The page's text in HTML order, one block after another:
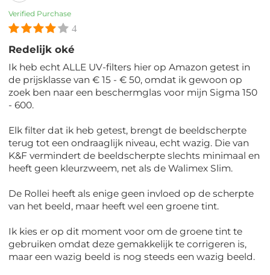
Verified Purchase
4
Redelijk oké
Ik heb echt ALLE UV-filters hier op Amazon getest in
de prijsklasse van € 15 - € 50, omdat ik gewoon op
zoek ben naar een beschermglas voor mijn Sigma 150
- 600.
Elk filter dat ik heb getest, brengt de beeldscherpte
terug tot een ondraaglijk niveau, echt wazig. Die van
K&F vermindert de beeldscherpte slechts minimaal en
heeft geen kleurzweem, net als de Walimex Slim.
De Rollei heeft als enige geen invloed op de scherpte
van het beeld, maar heeft wel een groene tint.
Ik kies er op dit moment voor om de groene tint te
gebruiken omdat deze gemakkelijk te corrigeren is,
maar een wazig beeld is nog steeds een wazig beeld.